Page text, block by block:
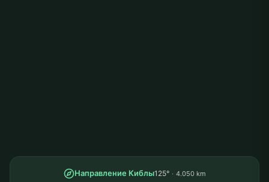
Направление Киблы125° 4.050 km